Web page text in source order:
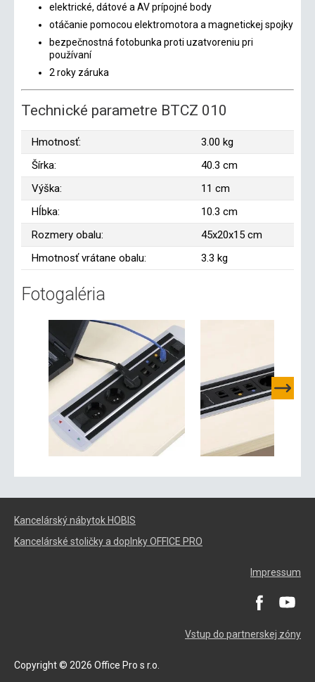
elektrické, dátové a AV prípojné body
otáčanie pomocou elektromotora a magnetickej spojky
bezpečnostná fotobunka proti uzatvoreniu pri
používaní
2 roky záruka
Technické parametre BTCZ 010
Hmotnosť:
3.00 kg
Šírka:
40.3 cm
Výška:
11 cm
Hĺbka:
10.3 cm
Rozmery obalu:
45x20x15 cm
Hmotnosť vrátane obalu:
3.3 kg
Fotogaléria
Kancelárský nábytok HOBIS
Kancelárské stoličky a doplnky OFFICE PRO
Impressum
Vstup do partnerskej zóny
Copyright © 2026 Office Pro s r.o.